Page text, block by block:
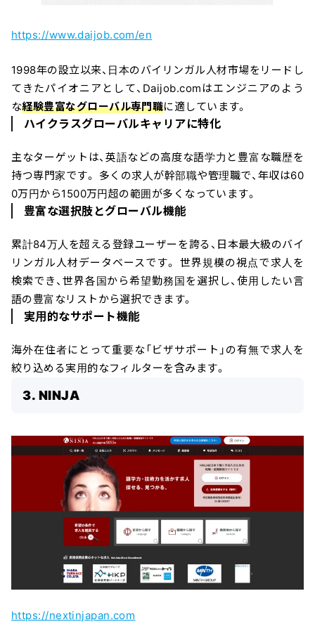
https://www.daijob.com/en
1998年の設立以来、日本のバイリンガル人材市場をリードし
てきたパイオニアとして、Daijob.comはエンジニアのよう
な経験豊富なグローバル専門職に適しています。
ハイクラスグローバルキャリアに特化
主なターゲットは、英語などの高度な語学力と豊富な職歴を
持つ専門家です。 多くの求人が幹部職や管理職で、年収は60
0万円から1500万円超の範囲が多くなっています。
豊富な選択肢とグローバル機能
累計84万人を超える登録ユーザーを誇る、日本最大級のバイ
リンガル人材データベースです。 世界規模の視点で求人を
検索でき、世界各国から希望勤務国を選択し、使用したい言
語の豊富なリストから選択できます。
実用的なサポート機能
海外在住者にとって重要な「ビザサポート」の有無で求人を
絞り込める実用的なフィルターを含みます。
3. NINJA
https://nextinjapan.com